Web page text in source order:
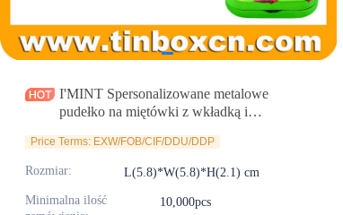
I'MINT Spersonalizowane metalowe
pudełko na miętówki z wkładką i
producenta opakowań na cukierki bez cukru
Price Terms: EXW/FOB/CIF/DDU/DDP
Rozmiar: L(5.8)*W(5.8)*H(2.1) cm
Minimalna ilość
10,000pcs
Aktualności